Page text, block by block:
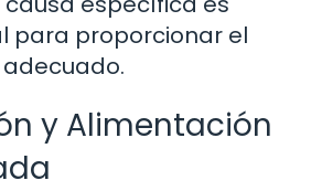
para proporcionar el
y Alimentación